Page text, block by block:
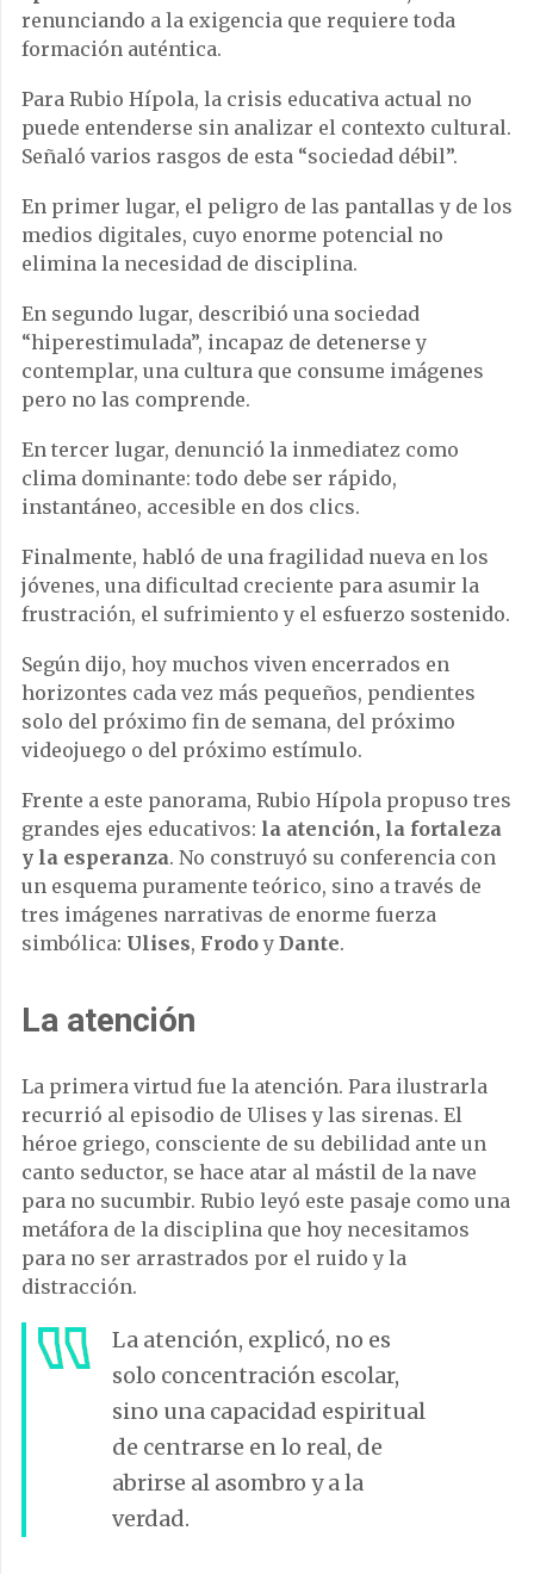
renunciando a la exigencia que requiere toda
formación auténtica.
Para Rubio Hípola, la crisis educativa actual no
puede entenderse sin analizar el contexto cultural.
Señaló varios rasgos de esta “sociedad débil”.
En primer lugar, el peligro de las pantallas y de los
medios digitales, cuyo enorme potencial no
elimina la necesidad de disciplina.
En segundo lugar, describió una sociedad
“hiperestimulada”, incapaz de detenerse y
contemplar, una cultura que consume imágenes
pero no las comprende.
En tercer lugar, denunció la inmediatez como
clima dominante: todo debe ser rápido,
instantáneo, accesible en dos clics.
Finalmente, habló de una fragilidad nueva en los
jóvenes, una dificultad creciente para asumir la
frustración, el sufrimiento y el esfuerzo sostenido.
Según dijo, hoy muchos viven encerrados en
horizontes cada vez más pequeños, pendientes
solo del próximo fin de semana, del próximo
videojuego o del próximo estímulo.
Frente a este panorama, Rubio Hípola propuso tres
grandes ejes educativos: la atención, la fortaleza
y la esperanza. No construyó su conferencia con
un esquema puramente teórico, sino a través de
tres imágenes narrativas de enorme fuerza
simbólica: Ulises, Frodoy Dante.
La atención
La primera virtud fue la atención. Para ilustrarla
recurrió al episodio de Ulises y las sirenas. El
héroe griego, consciente de su debilidad ante un
canto seductor, se hace atar al mástil de la nave
para no sucumbir. Rubio leyó este pasaje como una
metáfora de la disciplina que hoy necesitamos
para no ser arrastrados por el ruido y la
distracción.
La atención, explicó, no es
solo concentración escolar,
sino una capacidad espiritual
de centrarse en lo real, de
abrirse al asombro y a la
verdad.